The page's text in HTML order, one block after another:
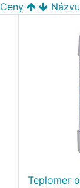
Ceny Názvu
Teplomer